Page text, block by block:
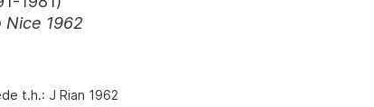
Nice 1962
t.h.: J Rian 1962